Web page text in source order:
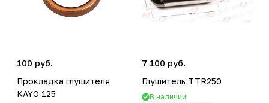
100 руб.
Прокладка глушителя
KAYO 125
7 100 руб.
Глушитель TTR250
В наличии